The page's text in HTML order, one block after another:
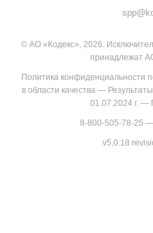
© АО «Кодекс», 2026.
принадлежат
Политика конфиденциальности
в области качества—
01.07.2024 г.—
8-800-505-78-25 —
v5.0.18